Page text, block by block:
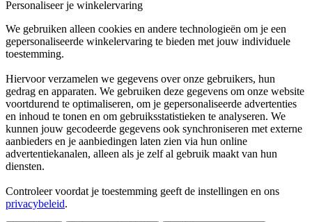
Personaliseer je winkelervaring
We gebruiken alleen cookies en andere technologieën om je een
gepersonaliseerde winkelervaring te bieden met jouw individuele
toestemming.
Hiervoor verzamelen we gegevens over onze gebruikers, hun
gedrag en apparaten. We gebruiken deze gegevens om onze website
voortdurend te optimaliseren, om je gepersonaliseerde advertenties
en inhoud te tonen en om gebruiksstatistieken te analyseren. We
kunnen jouw gecodeerde gegevens ook synchroniseren met externe
aanbieders en je aanbiedingen laten zien via hun online
advertentiekanalen, alleen als je zelf al gebruik maakt van hun
diensten.
Controleer voordat je toestemming geeft de instellingen en ons
privacybeleid.